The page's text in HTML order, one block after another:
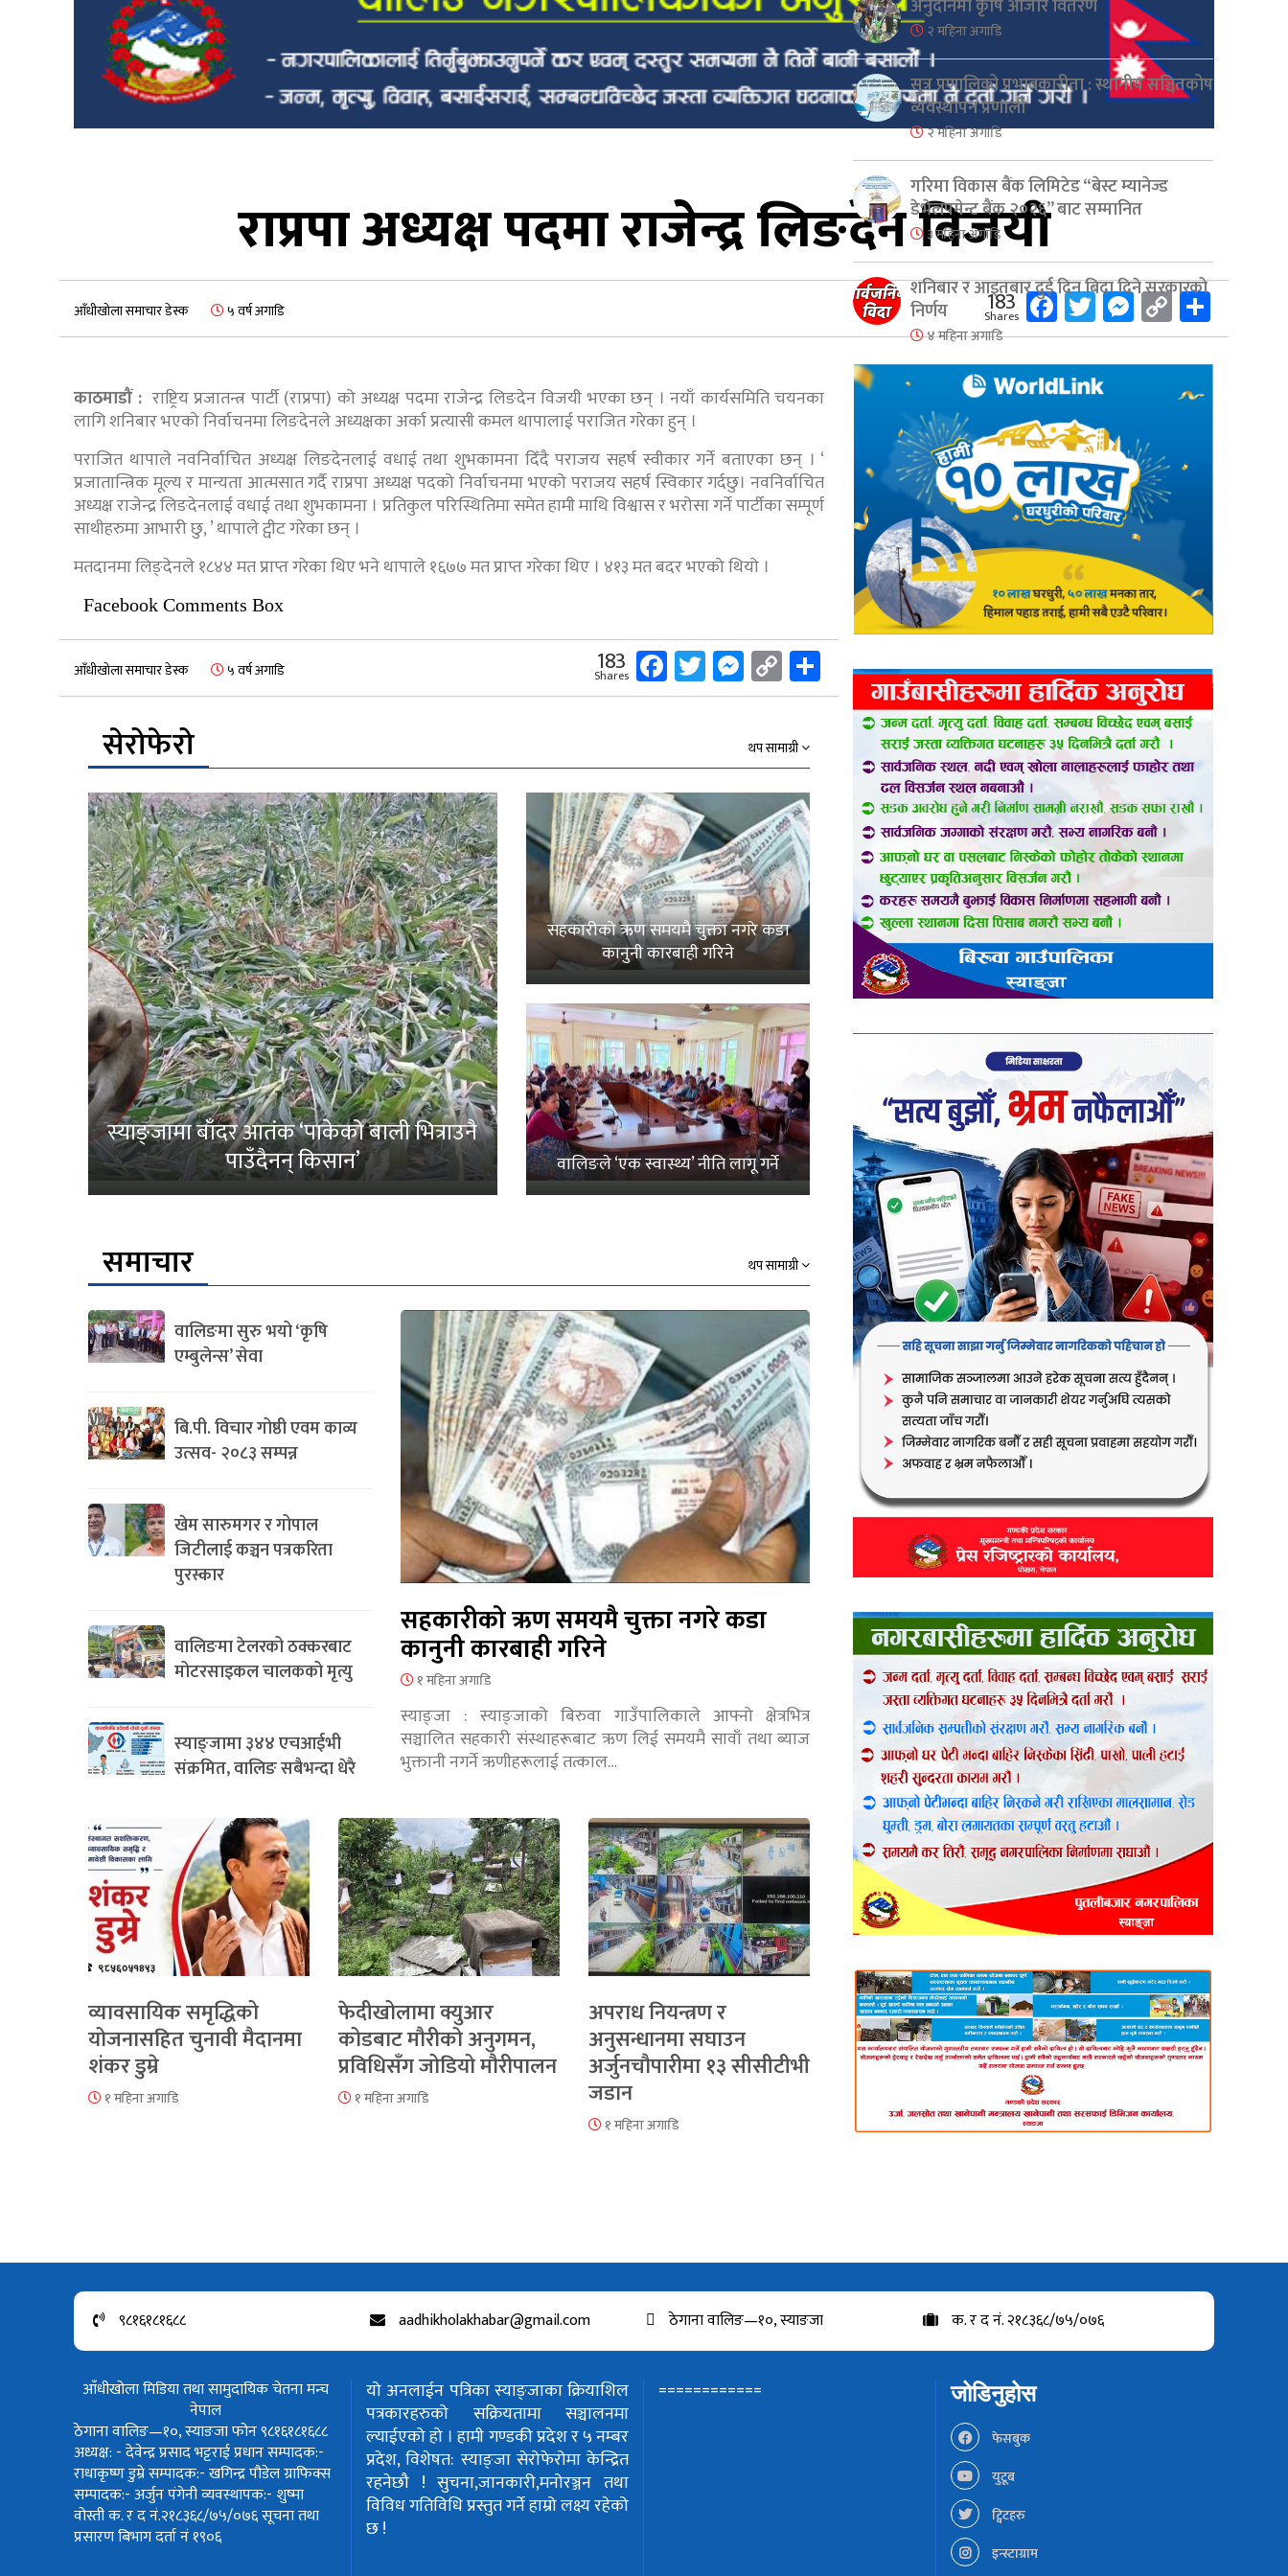
राप्रपा अध्यक्ष पदमा राजेन्द्र लिङदेन विजयी
आँधीखोला समाचार डेस्क ५ वर्ष अगाडि 183
Shares Facebook
Twitter
Messenger
Copy
Link
काठमाडौं : राष्ट्रिय प्रजातन्त्र पार्टी (राप्रपा) को अध्यक्ष पदमा राजेन्द्र लिङदेन विजयी भएका छन् । नयाँ कार्यसमिति चयनका
लागि शनिबार भएको निर्वाचनमा लिङदेनले अध्यक्षका अर्का प्रत्यासी कमल थापालाई पराजित गरेका हुन् ।
पराजित थापाले नवनिर्वाचित अध्यक्ष लिङदेनलाई वधाई तथा शुभकामना दिँदै पराजय सहर्ष स्वीकार गर्ने बताएका छन् । ‘
प्रजातान्त्रिक मूल्य र मान्यता आत्मसात गर्दै राप्रपा अध्यक्ष पदको निर्वाचनमा भएको पराजय सहर्ष स्विकार गर्दछु। नवनिर्वाचित
अध्यक्ष राजेन्द्र लिङदेनलाई वधाई तथा शुभकामना । प्रतिकुल परिस्थितिमा समेत हामी माथि विश्वास र भरोसा गर्ने पार्टीका सम्पूर्ण
साथीहरुमा आभारी छु, ’ थापाले ट्वीट गरेका छन् ।
मतदानमा लिङ्देनले १८४४ मत प्राप्त गरेका थिए भने थापाले १६७७ मत प्राप्त गरेका थिए । ४१३ मत बदर भएको थियो ।
Facebook Comments Box
आँधीखोला समाचार डेस्क ५ वर्ष अगाडि 183
Shares Facebook
Twitter
Messenger
Copy
Link
Share
सेरोफेरो
थप सामाग्री
स्याङ्जामा बाँदर आतंक ‘पाकेको बाली भित्राउनै
पाउँदैनन् किसान’
सहकारीको ऋण समयमै चुक्ता नगरे कडा
कानुनी कारबाही गरिने
वालिङले ‘एक स्वास्थ्य’ नीति लागू गर्ने
समाचार थप सामाग्री
वालिङमा सुरु भयो ‘कृषि
एम्बुलेन्स’ सेवा
बि.पी. विचार गोष्ठी एवम काव्य
उत्सव- २०८३ सम्पन्न
खेम सारुमगर र गोपाल
जिटीलाई कञ्चन पत्रकरिता
पुरस्कार
वालिङमा टेलरको ठक्करबाट
मोटरसाइकल चालकको मृत्यु
स्याङ्जामा ३४४ एचआईभी
संक्रमित, वालिङ सबैभन्दा धेरै
सहकारीको ऋण समयमै चुक्ता नगरे कडा
कानुनी कारबाही गरिने
१ महिना अगाडि
स्याङ्जा : स्याङ्जाको बिरुवा गाउँपालिकाले आफ्नो क्षेत्रभित्र
सञ्चालित सहकारी संस्थाहरूबाट ऋण लिई समयमै सावाँ तथा ब्याज
भुक्तानी नगर्ने ऋणीहरूलाई तत्काल…
व्यावसायिक समृद्धिको
योजनासहित चुनावी मैदानमा
शंकर डुम्रे
१ महिना अगाडि
फेदीखोलामा क्युआर
कोडबाट मौरीको अनुगमन,
प्रविधिसँग जोडियो मौरीपालन
१ महिना अगाडि
अपराध नियन्त्रण र
अनुसन्धानमा सघाउन
अर्जुनचौपारीमा १३ सीसीटीभी
जडान
१ महिना अगाडि
अनुदानमा कृषि औजार वितरण
२ महिना अगाडि
सुत्र प्रणालिको प्रभावकारीता : स्थानीय सञ्चितकोष
व्यवस्थापन प्रणाली
२ महिना अगाडि
गरिमा विकास बैंक लिमिटेड “बेस्ट म्यानेज्ड
डेभेलपमेन्ट बैंक २०२६” बाट सम्मानित
३ महिना अगाडि
शनिबार र आइतबार दुई दिन बिदा दिने सरकारको
निर्णय
४ महिना अगाडि
९८१६१८१६८८ aadhikholakhabar@gmail.com ठेगाना वालिङ—१०, स्याङजा क. र द नं. २१८३६८/७५/०७६
आँधीखोला मिडिया तथा सामुदायिक चेतना मन्च
नेपाल
ठेगाना वालिङ—१०, स्याङजा फोन ९८१६१८१६८८
अध्यक्ष: - देवेन्द्र प्रसाद भट्टराईप्रधान सम्पादक:-
राधाकृष्ण डुम्रेसम्पादक:- खगिन्द्र पौडेलग्राफिक्स
सम्पादक:- अर्जुन पंगेनीव्यवस्थापक:- शुष्मा
वोस्तीक. र द नं.२१८३६८/७५/०७६सूचना तथा
प्रसारण बिभाग दर्ता नं १९०६
यो अनलाईन पत्रिका स्याङ्जाका क्रियाशिल
पत्रकारहरुको सक्रियतामा सञ्चालनमा
ल्याईएको हो । हामी गण्डकी प्रदेश र ५ नम्बर
प्रदेश, विशेषत: स्याङ्जा सेरोफेरोमा केन्द्रित
रहनेछौ !सुचना,जानकारी,मनोरञ्जन तथा
विविध गतिविधि प्रस्तुत गर्ने हाम्रो लक्ष्य रहेको
छ !
============ जोडिनुहोस
फेसबुक
युटूब
ट्विटहरु
इन्स्टाग्राम